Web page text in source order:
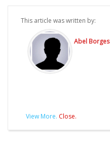
This article was written by:
Abel Borges
View More. Close.